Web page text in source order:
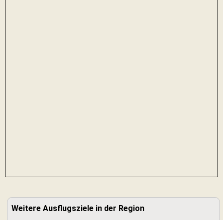
Weitere Ausflugsziele in der Region